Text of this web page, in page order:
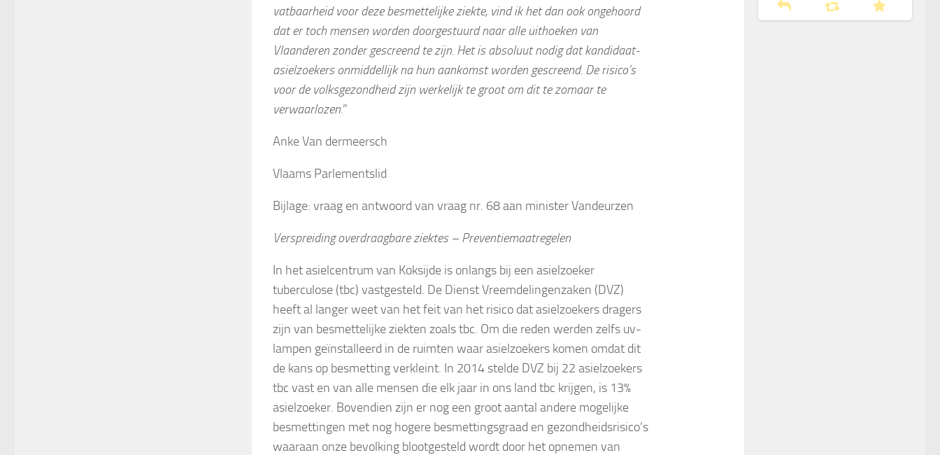
vatbaarheid voor deze besmettelijke ziekte, vind ik het dan ook ongehoord
dat er toch mensen worden doorgestuurd naar alle uithoeken van
Vlaanderen zonder gescreend te zijn. Het is absoluut nodig dat kandidaat-
asielzoekers onmiddellijk na hun aankomst worden gescreend. De risico’s
voor de volksgezondheid zijn werkelijk te groot om dit te zomaar te
verwaarlozen.”
Anke Van dermeersch
Vlaams Parlementslid
Bijlage: vraag en antwoord van vraag nr. 68 aan minister Vandeurzen
Verspreiding overdraagbare ziektes – Preventiemaatregelen
In het asielcentrum van Koksijde is onlangs bij een asielzoeker
tuberculose (tbc) vastgesteld. De Dienst Vreemdelingenzaken (DVZ)
heeft al langer weet van het feit van het risico dat asielzoekers dragers
zijn van besmettelijke ziekten zoals tbc. Om die reden werden zelfs uv-
lampen geïnstalleerd in de ruimten waar asielzoekers komen omdat dit
de kans op besmetting verkleint. In 2014 stelde DVZ bij 22 asielzoekers
tbc vast en van alle mensen die elk jaar in ons land tbc krijgen, is 13%
asielzoeker. Bovendien zijn er nog een groot aantal andere mogelijke
besmettingen met nog hogere besmettingsgraad en gezondheidsrisico’s
waaraan onze bevolking blootgesteld wordt door het opnemen van